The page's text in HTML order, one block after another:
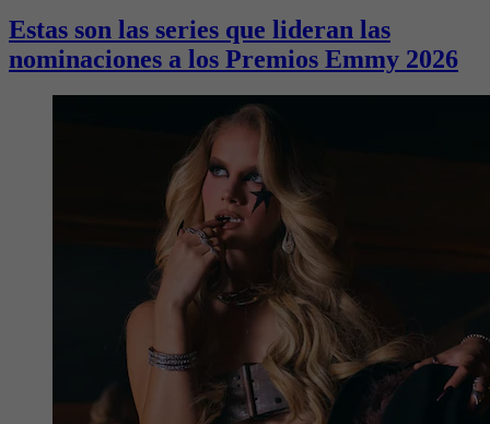
Estas son las series que lideran las
nominaciones a los Premios Emmy 2026